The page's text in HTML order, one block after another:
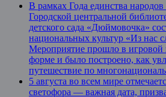
В рамках Года единства народов
Городской центральной
детского сада «Дюймовочка»
национальных культур «Из нас
Мероприятие прошло в игровой
форме и было построено, как
путешествие по
5 августа во всем мире
светофора — важная дата,